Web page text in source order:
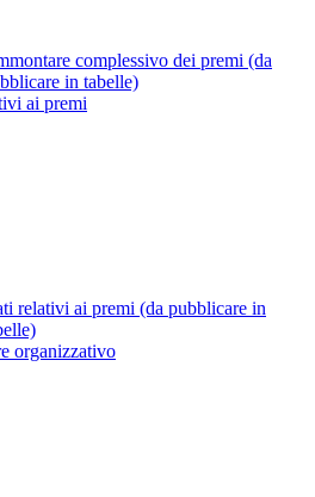
complessivo dei premi (da
in tabelle)
ai premi
relativi ai premi (da pubblicare in
organizzativo